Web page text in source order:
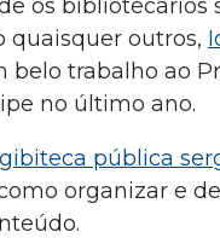
os
outros,
trabalho ao
no último ano.
pública
organizar e